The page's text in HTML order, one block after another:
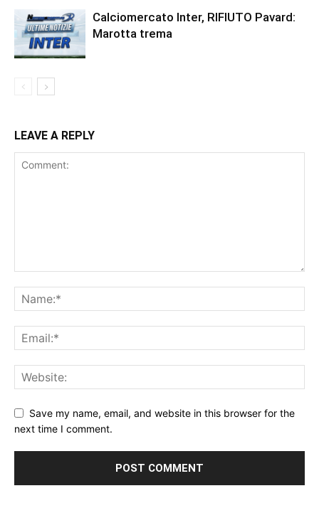
Calciomercato Inter, RIFIUTO Pavard:
Marotta trema
LEAVE A REPLY
Save my name, email, and website in this browser for the
next time I comment.